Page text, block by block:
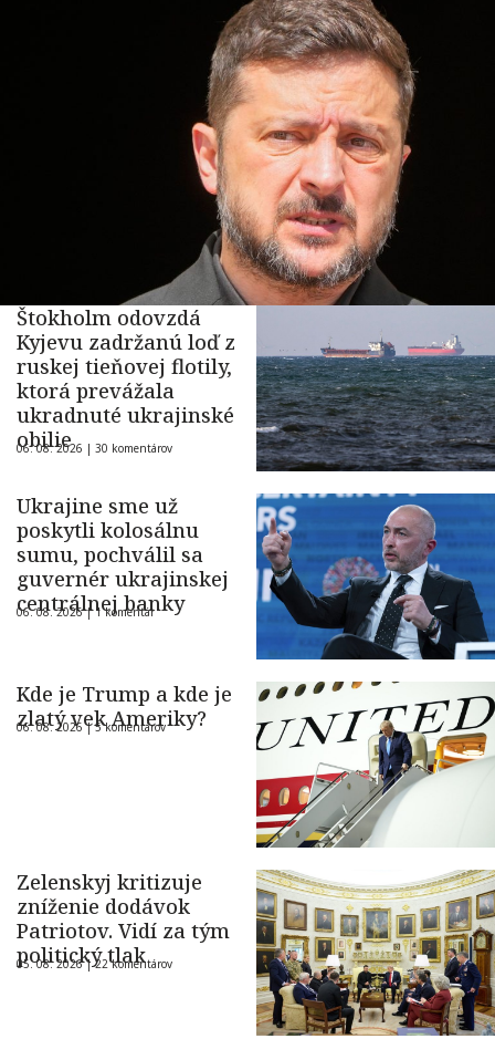
Štokholm odovzdá
Kyjevu zadržanú loď z
ruskej tieňovej flotily,
ktorá prevážala
ukradnuté ukrajinské
obilie
06. 08. 2026 | 30 komentárov
Ukrajine sme už
poskytli kolosálnu
sumu, pochválil sa
guvernér ukrajinskej
centrálnej banky
06. 08. 2026 |1 komentár
Kde je Trump a kde je
zlatý vek Ameriky?
06. 08. 2026 |5 komentárov
Zelenskyj kritizuje
zníženie dodávok
Patriotov. Vidí za tým
politický tlak
05. 08. 2026 |22 komentárov